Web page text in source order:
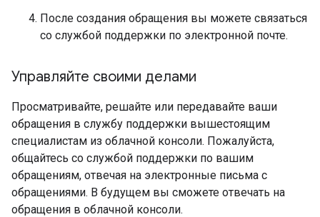
После создания обращения вы можете связаться
со службой поддержки по электронной почте.
Управляйте своими делами
Просматривайте, решайте или передавайте ваши
обращения в службу поддержки вышестоящим
специалистам из облачной консоли. Пожалуйста,
общайтесь со службой поддержки по вашим
обращениям, отвечая на электронные письма с
обращениями. В будущем вы сможете отвечать на
обращения в облачной консоли.